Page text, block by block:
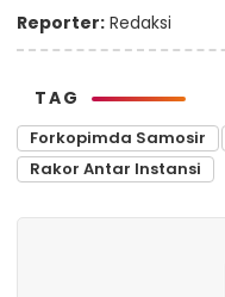
Reporter: Redaksi
TAG
Forkopimda Samosir
Rakor Antar Instansi